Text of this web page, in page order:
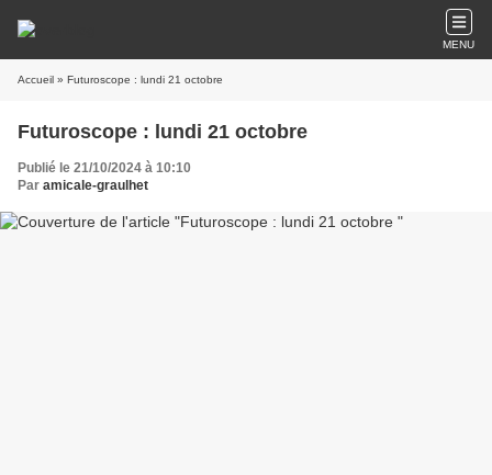
MENU
Accueil » Futuroscope : lundi 21 octobre
Futuroscope : lundi 21 octobre
Publié le 21/10/2024 à 10:10
Par amicale-graulhet